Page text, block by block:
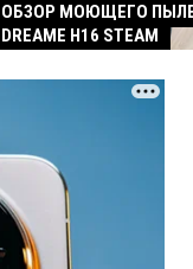
ОБЗОР МОЮЩЕГО
DREAME H16 STEAM